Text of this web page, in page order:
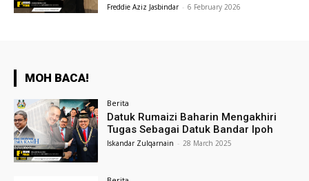
Freddie Aziz Jasbindar - 6 February 2026
MOH BACA!
Berita
Datuk Rumaizi Baharin Mengakhiri
Tugas Sebagai Datuk Bandar Ipoh
Iskandar Zulqarnain - 28 March 2025